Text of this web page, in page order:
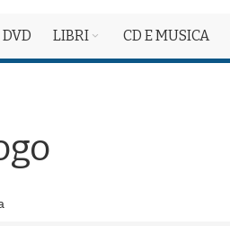
DVD LIBRI CD E MUSICA